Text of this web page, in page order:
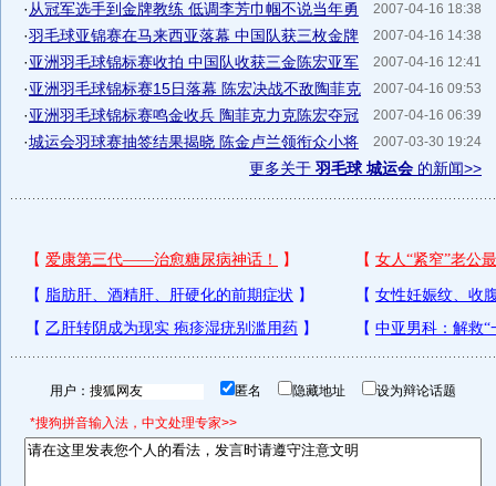
2007-04-16 18:38
· 从冠军选手到金牌教练 低调李芳巾帼不说当年勇
2007-04-16 14:38
·羽毛球亚锦赛在马来西亚落幕 中国队获三枚金牌
2007-04-16 12:41
·亚洲羽毛球锦标赛收拍 中国队收获三金陈宏亚军
2007-04-16 09:53
·亚洲羽毛球锦标赛15日落幕 陈宏决战不敌陶菲克
2007-04-16 06:39
·亚洲羽毛球锦标赛鸣金收兵 陶菲克力克陈宏夺冠
2007-03-30 19:24
·城运会羽球赛抽签结果揭晓 陈金卢兰领衔众小将
更多关于 羽毛球 城运会 的新闻>>
用户： 匿名 隐藏地址 设为辩论话题
*搜狗拼音输入法，中文处理专家>>